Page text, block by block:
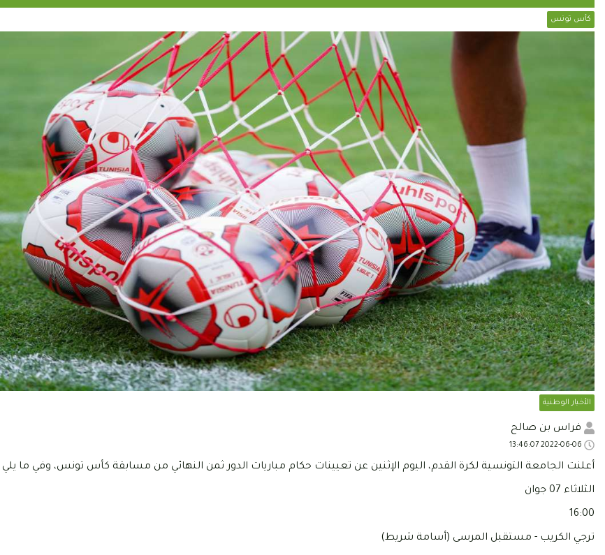
كأس تونس
الأخبار الوطنية
فراس بن صالح
أعلنت الجامعة التونسية لكرة القدم، اليوم الإثنين عن تعيينات حكام مباريات الدور ثمن النهائي من مسابقة كأس تونس، وفي ما يلي
الثلاثاء 07 جوان
16:00
ترجي الكريب - مستقبل المرسى (أسامة شريط)